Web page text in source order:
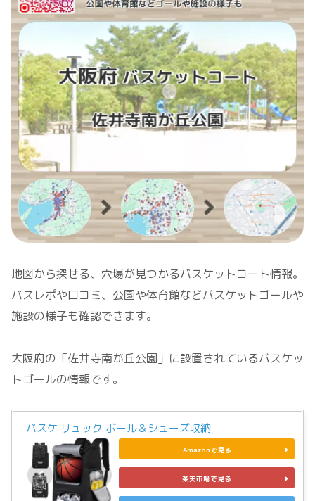
地図から探せる、穴場が見つかるバスケットコート情報。
バスレポや口コミ、公園や体育館などバスケットゴールや
施設の様子も確認できます。
大阪府の「佐井寺南が丘公園」に設置されているバスケッ
トゴールの情報です。
バスケ リュック ボール＆シューズ収納
Amazonで見る
楽天市場で見る